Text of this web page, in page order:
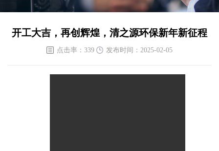
开工大吉，再创辉煌，清之源环保新年新征程
点击率：339 发布时间：2025-02-05